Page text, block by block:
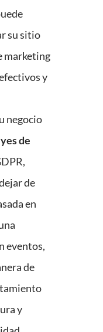
su sitio
marketing
y
negocio
de
de
en
eventos,
de
y